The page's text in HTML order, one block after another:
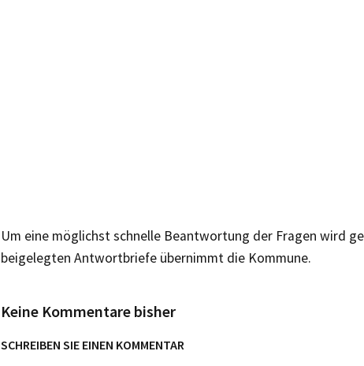
Um eine möglichst schnelle Beantwortung der Fragen wird
beigelegten Antwortbriefe übernimmt die Kommune.
Keine Kommentare bisher
SCHREIBEN SIE EINEN KOMMENTAR